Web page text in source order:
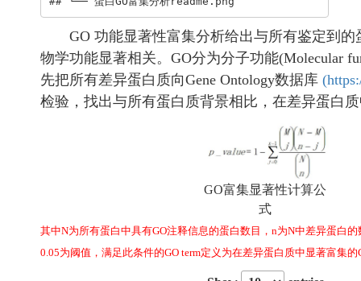
GO 功能显著性富集分析给出与所有鉴定到的
物学功能显著相关。GO分为分子功能(Molecular
先把所有差异蛋白质向Gene Ontology数据库 (
检验，找出与所有蛋白质背景相比，在差异蛋白
GO富集显著性计算公
式
其中N为所有蛋白中具有GO注释信息的蛋白数目，n为N中差异蛋白
0.05为阈值，满足此条件的GO term定义为在差异蛋白质中显著富集